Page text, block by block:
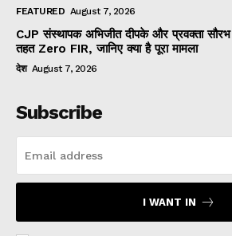
FEATURED August 7, 2026
CJP संस्थापक अभिजीत दीपके और प्रवक्ता
तहत Zero FIR, जानिए क्या है पूरा मामला
देश August 7, 2026
Subscribe
I WANT IN